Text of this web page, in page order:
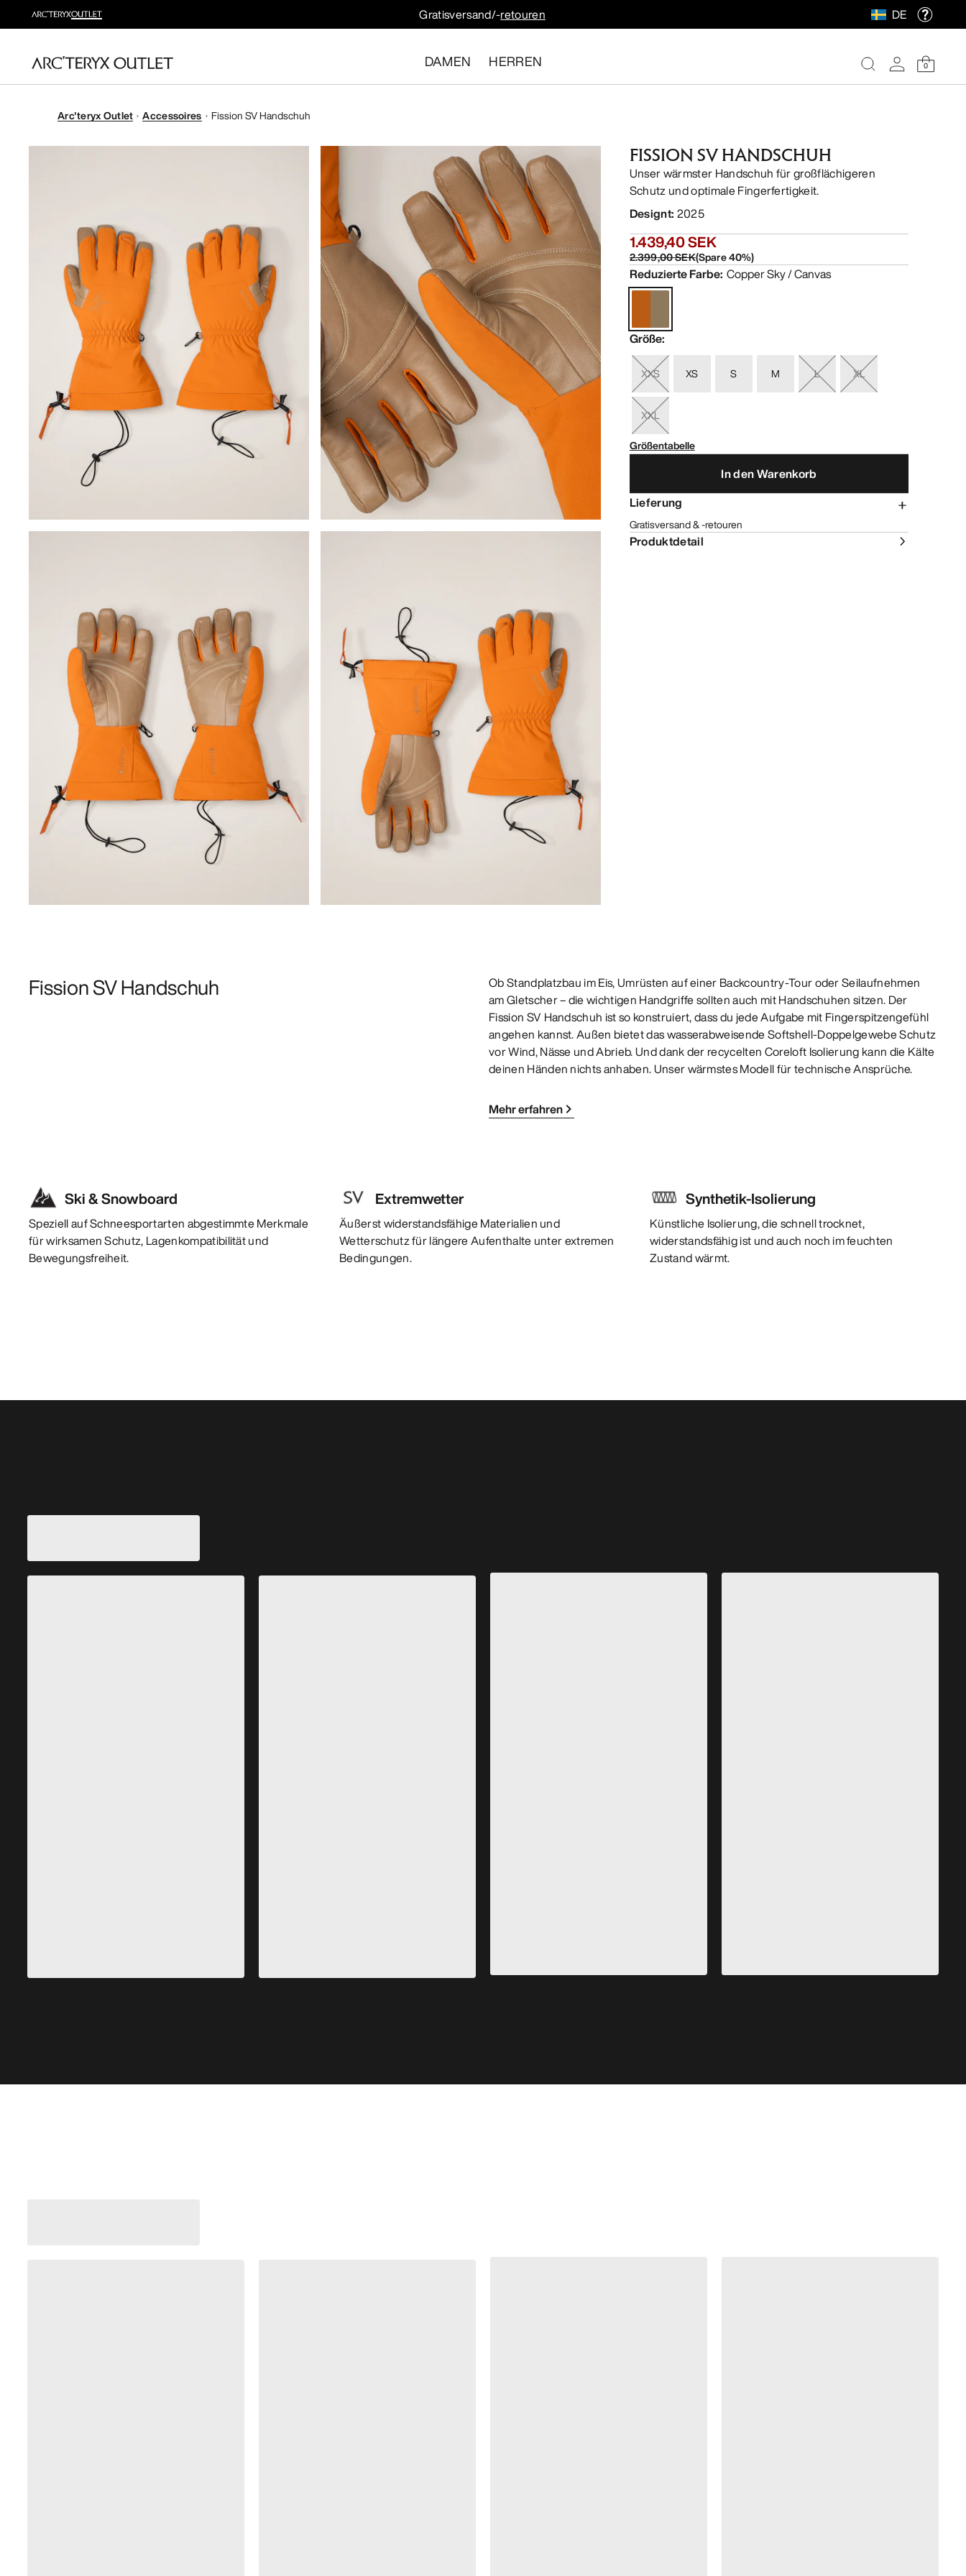
Gratisversand/-retouren DE
DAMEN HERREN 0
Arc'teryx Outlet Accessoires Fission SV Handschuh
FISSION SV HANDSCHUH
Unser wärmster Handschuh für großflächigeren
Schutz und optimale Fingerfertigkeit.
Designt: 2025
1.439,40 SEK
2.399,00 SEK(Spare40%)
Reduzierte Farbe: Copper Sky / Canvas
Größe:
XXS XS S M L XL
XXL
Größentabelle
In den Warenkorb
Lieferung
Gratisversand & -retouren
Produktdetail
Fission SV Handschuh
Ob Standplatzbau im Eis, Umrüsten auf einer Backcountry-Tour oder Seilaufnehmen
am Gletscher – die wichtigen Handgriffe sollten auch mit Handschuhen sitzen. Der
Fission SV Handschuh ist so konstruiert, dass du jede Aufgabe mit Fingerspitzengefühl
angehen kannst. Außen bietet das wasserabweisende Softshell-Doppelgewebe Schutz
vor Wind, Nässe und Abrieb. Und dank der recycelten Coreloft Isolierung kann die Kälte
deinen Händen nichts anhaben. Unser wärmstes Modell für technische Ansprüche.
Mehr erfahren
Ski & Snowboard
Speziell auf Schneesportarten abgestimmte Merkmale
für wirksamen Schutz, Lagenkompatibilität und
Bewegungsfreiheit.
Extremwetter
Äußerst widerstandsfähige Materialien und
Wetterschutz für längere Aufenthalte unter extremen
Bedingungen.
Synthetik-Isolierung
Künstliche Isolierung, die schnell trocknet,
widerstandsfähig ist und auch noch im feuchten
Zustand wärmt.